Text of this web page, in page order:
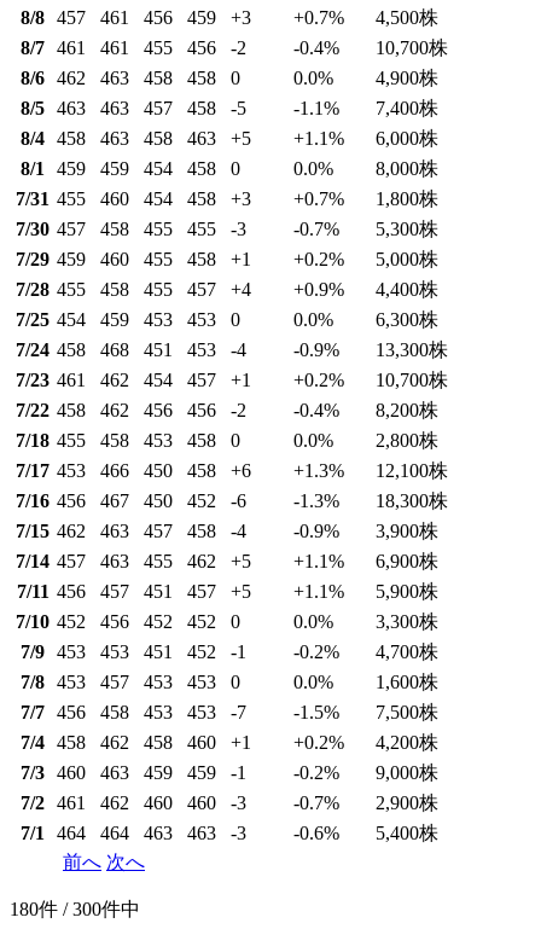
8/8 457 461 456 459 +3 +0.7% 4,500株
8/7 461 461 455 456 -2 -0.4% 10,700株
8/6 462 463 458 458 0 0.0% 4,900株
8/5 463 463 457 458 -5 -1.1% 7,400株
8/4 458 463 458 463 +5 +1.1% 6,000株
8/1
459 459 454 458 0 0.0% 8,000株
7/31 455 460 454 458 +3 +0.7% 1,800株
7/30 457 458 455 455 -3 -0.7% 5,300株
7/29 459 460 455 458 +1 +0.2% 5,000株
7/28 455 458 455 457 +4 +0.9% 4,400株
7/25 454 459 453 453 0 0.0% 6,300株
7/24 458 468 451 453 -4 -0.9% 13,300株
7/23 461 462 454 457 +1 +0.2% 10,700株
7/22 458 462 456 456 -2 -0.4% 8,200株
7/18 455 458 453 458 0 0.0% 2,800株
7/17 453 466 450 458 +6 +1.3% 12,100株
7/16 456 467 450 452 -6 -1.3% 18,300株
7/15 462 463 457 458 -4 -0.9% 3,900株
7/14 457 463 455 462 +5 +1.1% 6,900株
7/11 456 457 451 457 +5 +1.1% 5,900株
7/10 452 456 452 452 0 0.0% 3,300株
7/9 453 453 451 452 -1 -0.2% 4,700株
7/8 453 457 453 453 0 0.0% 1,600株
7/7 456 458 453 453 -7 -1.5% 7,500株
7/4 458 462 458 460 +1 +0.2% 4,200株
7/3 460 463 459 459 -1 -0.2% 9,000株
7/2 461 462 460 460 -3 -0.7% 2,900株
7/1
464 464 463 463 -3 -0.6% 5,400株
前へ 次へ
180件 / 300件中